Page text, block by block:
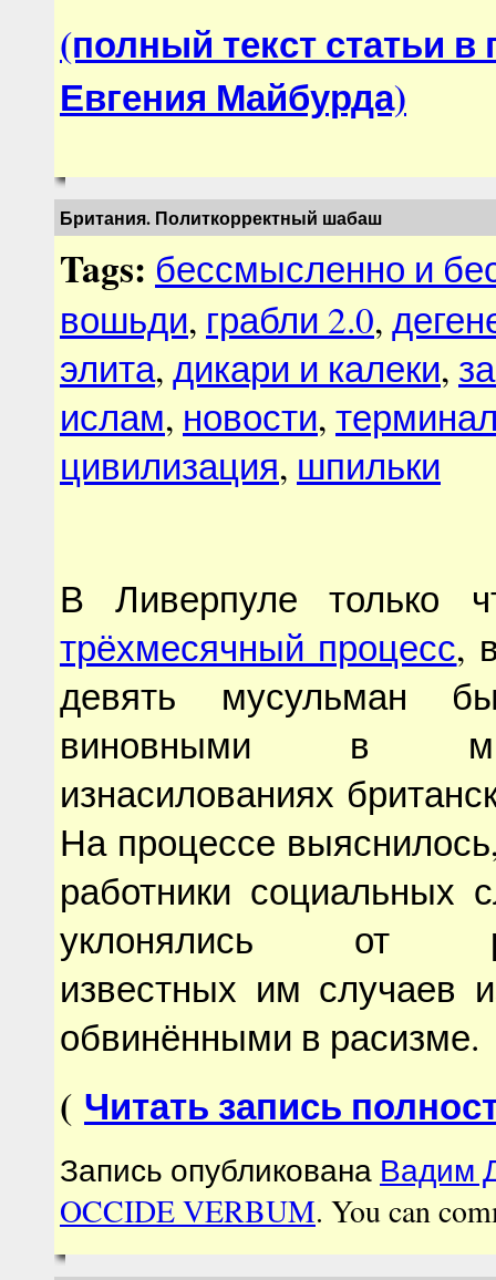
(полный текст статьи в
Евгения Майбурда)
Британия. Политкорректный шабаш
Tags: бессмысленно и
вошьди, грабли 2.0,
элита, дикари и калеки,
ислам, новости,
цивилизация, шпильки
В Ливерпуле только
трёхмесячный процесс,
девять мусульман
виновными в
изнасилованиях
На процессе
работники социальных
уклонялись от
известных им случаев
обвинёнными в расизме.
( Читать запись
Запись опубликована Вадим
OCCIDE VERBUM. You can